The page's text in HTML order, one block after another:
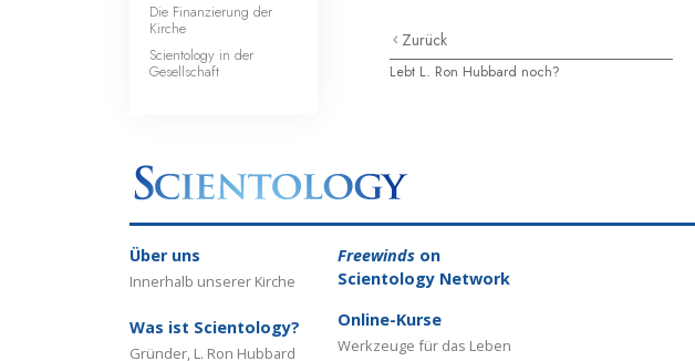
Zurück
Lebt L. Ron Hubbard noch?
Die Finanzierung der
Kirche
Scientology in der
Gesellschaft
Über uns
Innerhalb unserer Kirche
Was ist Scientology?
Gründer, L. Ron Hubbard
Freewinds on
Scientology Network
Online-Kurse
Werkzeuge für das Leben